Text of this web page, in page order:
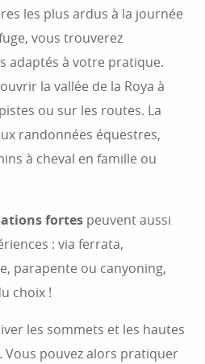
les plus ardus à la journée
vous trouverez
adaptés à votre pratique.
la vallée de la Roya à
ou sur les routes. La
randonnées équestres,
à cheval en famille ou
fortes peuvent aussi
: via ferrata,
parapente ou canyoning,
choix !
les sommets et les hautes
Vous pouvez alors pratiquer